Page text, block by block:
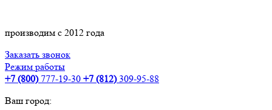
производим с 2012 года
Заказать звонок
Режим работы
+7 (800)777-19-30 +7 (812)309-95-88
Ваш город: